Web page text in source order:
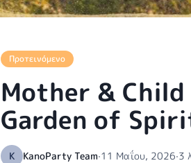
Προτεινόμενο
Mother &
Garden of
K KanoParty Team·11 Μαΐου, 2026·3